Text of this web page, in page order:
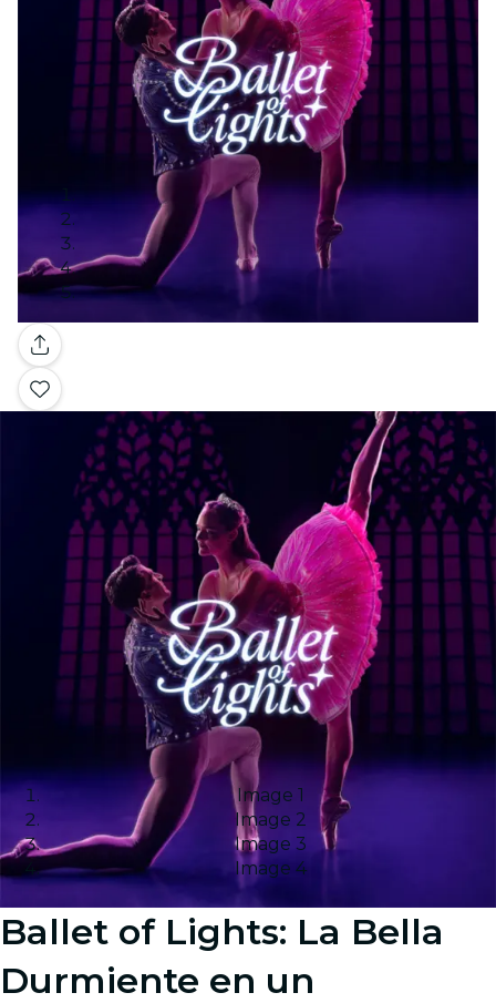
Galería
Image 1
Image 2
Image 3
Image 4
Ballet of Lights: La Bella
Durmiente en un